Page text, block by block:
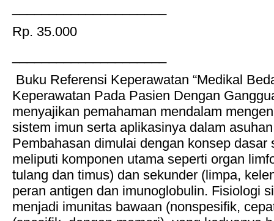
Rp. 35.000
Buku Referensi Keperawatan “Medikal
Keperawatan Pada Pasien Dengan
menyajikan pemahaman mendalam
sistem imun serta aplikasinya dalam
Pembahasan dimulai dengan konsep dasar
meliputi komponen utama seperti organ
tulang dan timus) dan sekunder (limpa,
peran antigen dan imunoglobulin. Fisiologi
menjadi imunitas bawaan (nonspesifik,